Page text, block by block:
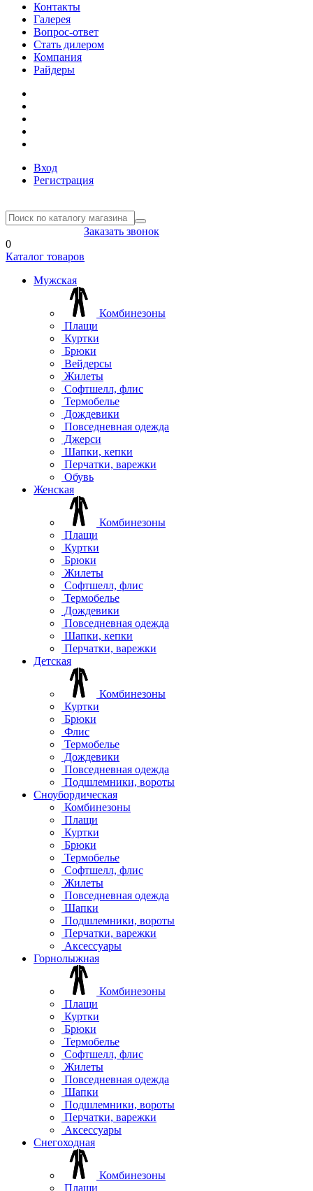
Контакты
Галерея
Вопрос-ответ
Стать дилером
Компания
Райдеры
Вход
Регистрация
Заказать звонок
0
Каталог товаров
Мужская
Комбинезоны
Плащи
Куртки
Брюки
Вейдерсы
Жилеты
Софтшелл, флис
Термобелье
Дождевики
Повседневная одежда
Джерси
Шапки, кепки
Перчатки, варежки
Обувь
Женская
Комбинезоны
Плащи
Куртки
Брюки
Жилеты
Софтшелл, флис
Термобелье
Дождевики
Повседневная одежда
Шапки, кепки
Перчатки, варежки
Детская
Комбинезоны
Куртки
Брюки
Флис
Термобелье
Дождевики
Повседневная одежда
Подшлемники, вороты
Сноубордическая
Комбинезоны
Плащи
Куртки
Брюки
Термобелье
Софтшелл, флис
Жилеты
Повседневная одежда
Шапки
Подшлемники, вороты
Перчатки, варежки
Аксессуары
Горнолыжная
Комбинезоны
Плащи
Куртки
Брюки
Термобелье
Софтшелл, флис
Жилеты
Повседневная одежда
Шапки
Подшлемники, вороты
Перчатки, варежки
Аксессуары
Снегоходная
Комбинезоны
Плащи